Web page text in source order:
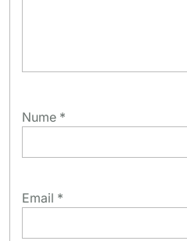
Nume *
Email *